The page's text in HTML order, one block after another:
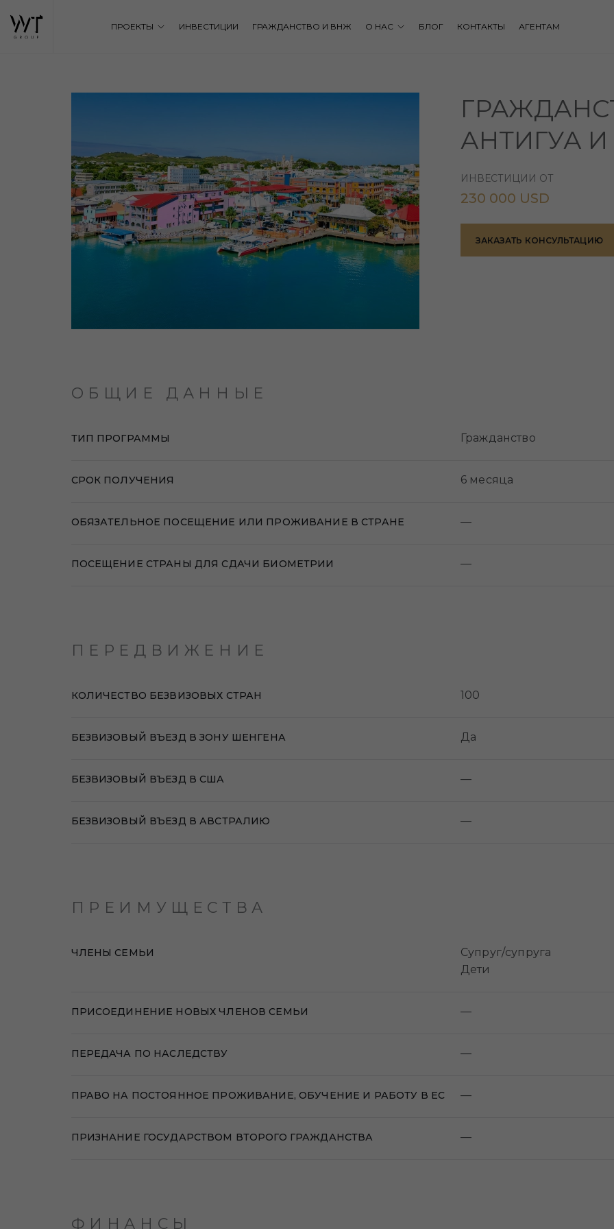
ПРОЕКТЫ ИНВЕСТИЦИИ ГРАЖДАНСТВО И ВНЖ О НАС БЛОГ КОНТАКТЫ АГЕНТАМ
АНТИГУА
ИНВЕСТИЦИИ ОТ
230 000 USD
ЗАКАЗАТЬ КОНСУЛЬТАЦИЮ
ОБЩИЕ ДАННЫЕ
ТИП ПРОГРАММЫ Гражданство
СРОК ПОЛУЧЕНИЯ 6 месяца
ОБЯЗАТЕЛЬНОЕ ПОСЕЩЕНИЕ ИЛИ ПРОЖИВАНИЕ В СТРАНЕ —
ПОСЕЩЕНИЕ СТРАНЫ ДЛЯ СДАЧИ БИОМЕТРИИ —
ПЕРЕДВИЖЕНИЕ
КОЛИЧЕСТВО БЕЗВИЗОВЫХ СТРАН 100
БЕЗВИЗОВЫЙ ВЪЕЗД В ЗОНУ ШЕНГЕНА Да
БЕЗВИЗОВЫЙ ВЪЕЗД В США —
БЕЗВИЗОВЫЙ ВЪЕЗД В АВСТРАЛИЮ —
ПРЕИМУЩЕСТВА
ЧЛЕНЫ СЕМЬИ
Супруг/супруга
Дети
ПРИСОЕДИНЕНИЕ НОВЫХ ЧЛЕНОВ СЕМЬИ —
ПЕРЕДАЧА ПО НАСЛЕДСТВУ —
ПРАВО НА ПОСТОЯННОЕ ПРОЖИВАНИЕ, ОБУЧЕНИЕ И РАБОТУ В ЕС —
ПРИЗНАНИЕ ГОСУДАРСТВОМ ВТОРОГО ГРАЖДАНСТВА —
ФИНАНСЫ